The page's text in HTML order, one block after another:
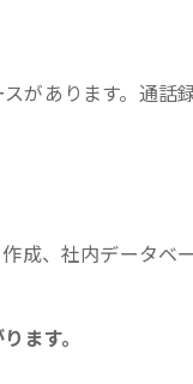
があります。通話
、社内データベ
ます。